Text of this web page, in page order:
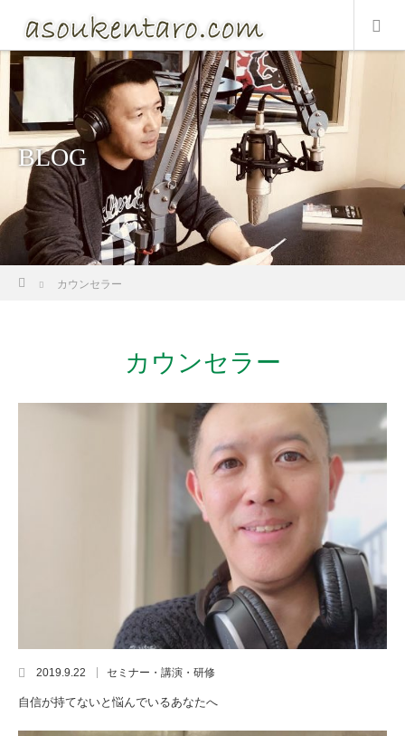
BLOG
カウンセラー
カウンセラー
2019.9.22 セミナー・講演・研修
自信が持てないと悩んでいるあなたへ